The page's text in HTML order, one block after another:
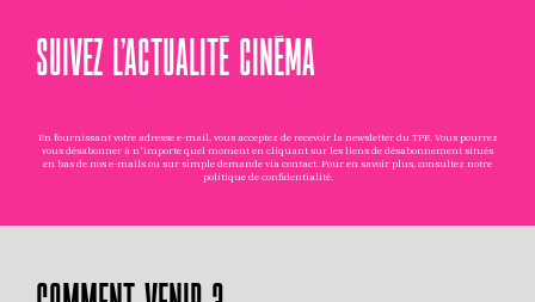
SUIVEZ L’ACTUALITÉ CINÉMA
En fournissant votre adresse e-mail, vous acceptez de recevoir la newsletter du TPE. Vous pourrez
vous désabonner à n'importe quel moment en cliquant sur les liens de désabonnement situés
en bas de nos e-mails ou sur simple demande via contact . Pour en savoir plus, consultez notre
politique de confidentialité.